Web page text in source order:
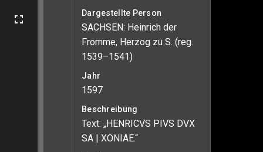
Dargestellte Person
SACHSEN: Heinrich der
Fromme, Herzog zu S. (reg.
1539–1541)
Jahr
1597
Beschreibung
Text: „HENRICVS PIVS DVX
SA | XONIAE.“